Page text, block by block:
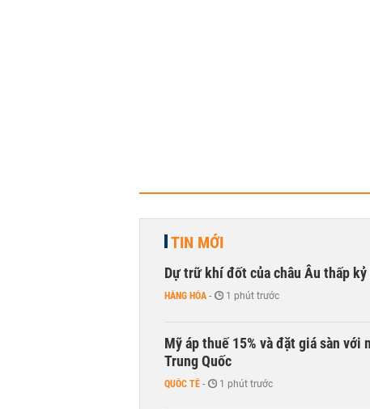
TIN MỚI
Dự trữ khí đốt của châu Âu thấp
HÀNG HÓA - 1 phút trước
Mỹ áp thuế 15% và đặt giá sàn
Trung Quốc
QUỐC TẾ - 1 phút trước